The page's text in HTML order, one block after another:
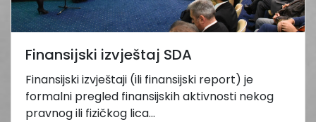
Finansijski izvještaj SDA
Finansijski izvještaji (ili finansijski report) je
formalni pregled finansijskih aktivnosti nekog
pravnog ili fizičkog lica...